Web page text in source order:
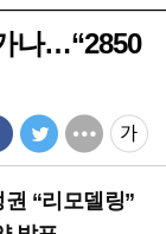
나…“2850
“리모델링”